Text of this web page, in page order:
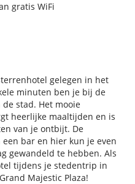
gratis WiFi
gelegen in het
minuten ben je bij de
stad. Het mooie
heerlijke maaltijden en is
van je ontbijt. De
bar en hier kun je even
gewandeld te hebben. Als
tijdens je stedentrip in
Majestic Plaza!